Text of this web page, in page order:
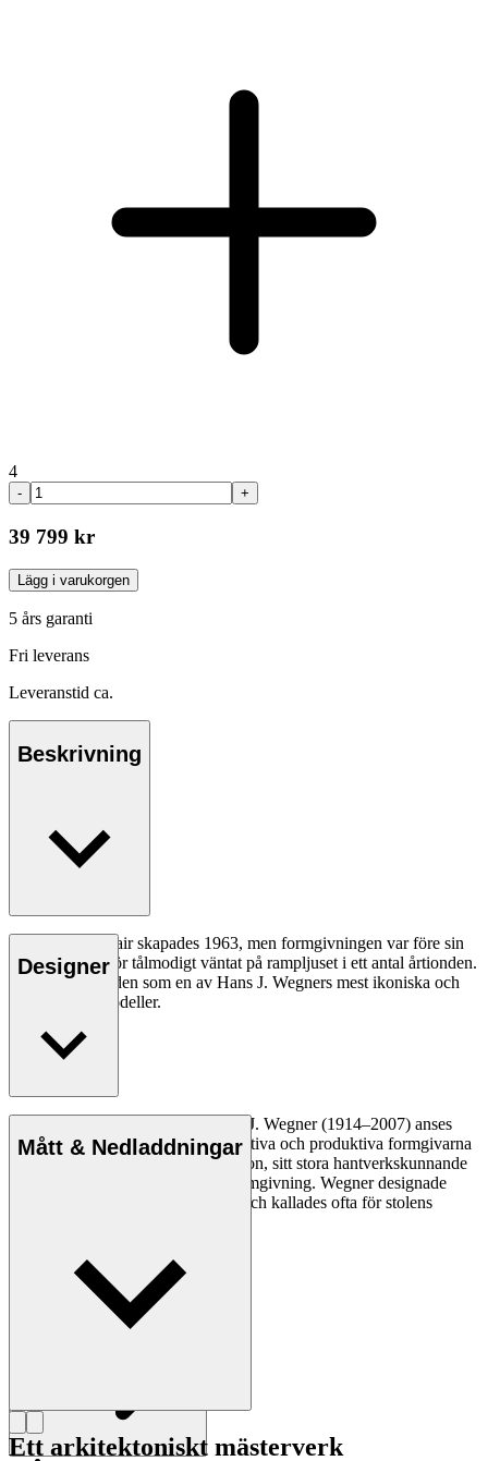
4
- +
39 799 kr
Lägg i varukorgen
5 års garanti
Fri leverans
Leveranstid ca.
Beskrivning
CH07 Shell Chair skapades 1963, men formgivningen var före sin
tid och har därför tålmodigt väntat på rampljuset i ett antal årtionden.
I dag betraktas den som en av Hans J. Wegners mest ikoniska och
banbrytande modeller.
Läs mer
Designer
Den danske möbeldesignern Hans J. Wegner (1914–2007) anses
vara en av de mest kreativa, innovativa och produktiva formgivarna
genom tiderna, känd för sin precision, sitt stora hantverkskunnande
och sin kompromisslösa syn på formgivning. Wegner designade
nästan 500 stolar under sin livstid och kallades ofta för stolens
Läs mer om Hans J. Wegner
Mått & Nedladdningar
Ett arkitektoniskt mästerverk